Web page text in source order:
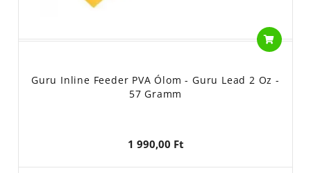
Guru Inline Feeder PVA Ólom - Guru Lead 2 Oz -
57 Gramm
1 990,00 Ft